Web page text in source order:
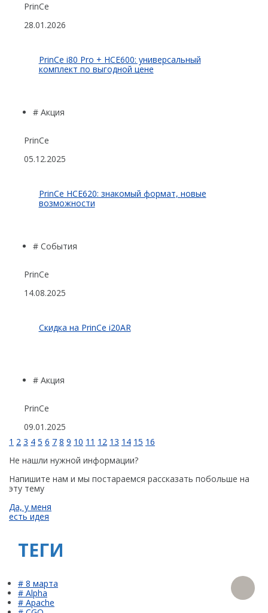
PrinCe
28.01.2026
PrinCe i80 Pro + HCE600: универсальный
комплект по выгодной цене
# Акция
PrinCe
05.12.2025
PrinCe HCE620: знакомый формат, новые
возможности
# События
PrinCe
14.08.2025
Скидка на PrinCe i20AR
# Акция
PrinCe
09.01.2025
1 2 3 4 5 6 7 8 9 10 11 12 13 14 15 16
Не нашли нужной информации?
Напишите нам и мы постараемся рассказать побольше на
эту тему
Да, у меня
есть идея
ТЕГИ
# 8 марта
# Alpha
# Apache